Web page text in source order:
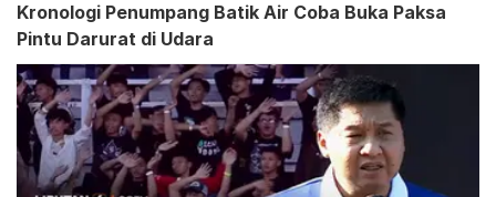
Kronologi Penumpang Batik Air Coba Buka Paksa
Pintu Darurat di Udara